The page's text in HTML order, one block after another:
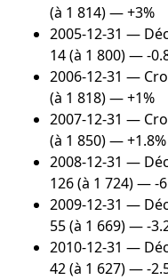
(à 1 814) — +3%
2005-12-31 —
14 (à 1 800) — -
2006-12-31 —
(à 1 818) — +1%
2007-12-31 —
(à 1 850) — +1.8%
2008-12-31 —
126 (à 1 724) — -
2009-12-31 —
55 (à 1 669) — -
2010-12-31 —
42 (à 1 627) — -